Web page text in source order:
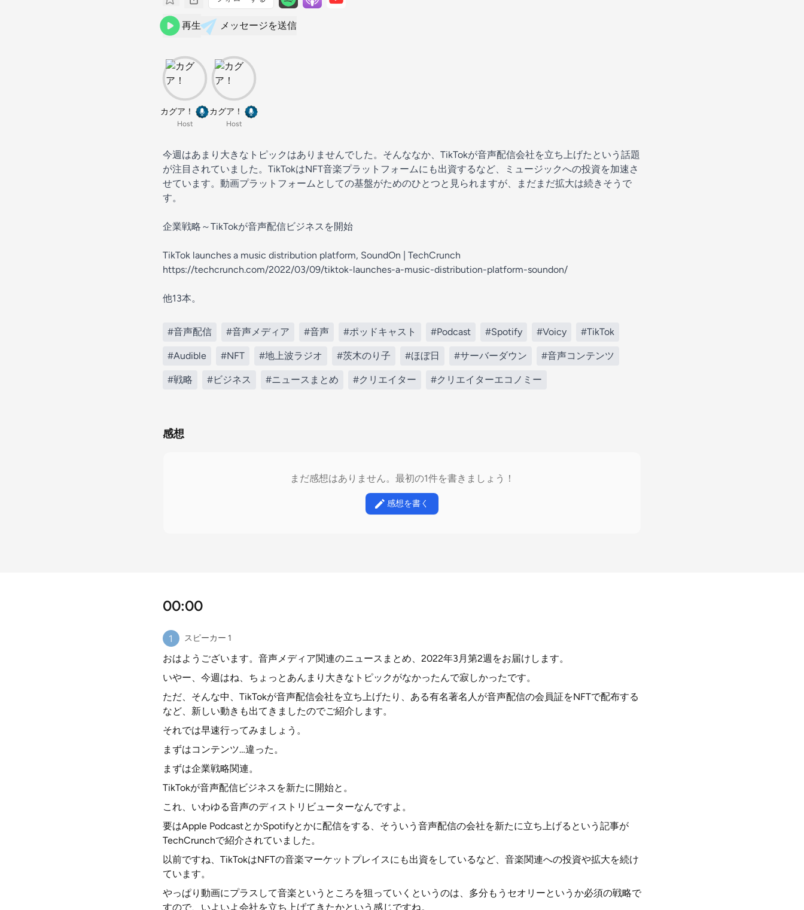
再生 メッセージを送信
カグア！
Host
カグア！
Host
今週はあまり大きなトピックはありませんでした。そんななか、TikTokが音声配信会社を立ち上げたという話題
が注目されていました。TikTokはNFT音楽プラットフォームにも出資するなど、ミュージックへの投資を加速さ
せています。動画プラットフォームとしての基盤がためのひとつと見られますが、まだまだ拡大は続きそうで
す。
企業戦略～TikTokが音声配信ビジネスを開始
TikTok launches a music distribution platform, SoundOn | TechCrunch
https://techcrunch.com/2022/03/09/tiktok-launches-a-music-distribution-platform-soundon/
他13本。
#音声配信 #音声メディア #音声 #ポッドキャスト #Podcast #Spotify #Voicy #TikTok
#Audible #NFT #地上波ラジオ #茨木のり子 #ほぼ日 #サーバーダウン #音声コンテンツ
#戦略 #ビジネス #ニュースまとめ #クリエイター #クリエイターエコノミー
感想
まだ感想はありません。最初の1件を書きましょう！
感想を書く
00:00
スピーカー 1
おはようございます。音声メディア関連のニュースまとめ、2022年3月第2週をお届けします。
いやー、今週はね、ちょっとあんまり大きなトピックがなかったんで寂しかったです。
ただ、そんな中、TikTokが音声配信会社を立ち上げたり、ある有名著名人が音声配信の会員証をNFTで配布する
など、新しい動きも出てきましたのでご紹介します。
それでは早速行ってみましょう。
まずはコンテンツ…違った。
まずは企業戦略関連。
TikTokが音声配信ビジネスを新たに開始と。
これ、いわゆる音声のディストリビューターなんですよ。
要はApple PodcastとかSpotifyとかに配信をする、そういう音声配信の会社を新たに立ち上げるという記事が
TechCrunchで紹介されていました。
以前ですね、TikTokはNFTの音楽マーケットプレイスにも出資をしているなど、音楽関連への投資や拡大を続け
ています。
やっぱり動画にプラスして音楽というところを狙っていくというのは、多分もうセオリーというか必須の戦略で
すので、いよいよ会社を立ち上げてきたかという感じですね。